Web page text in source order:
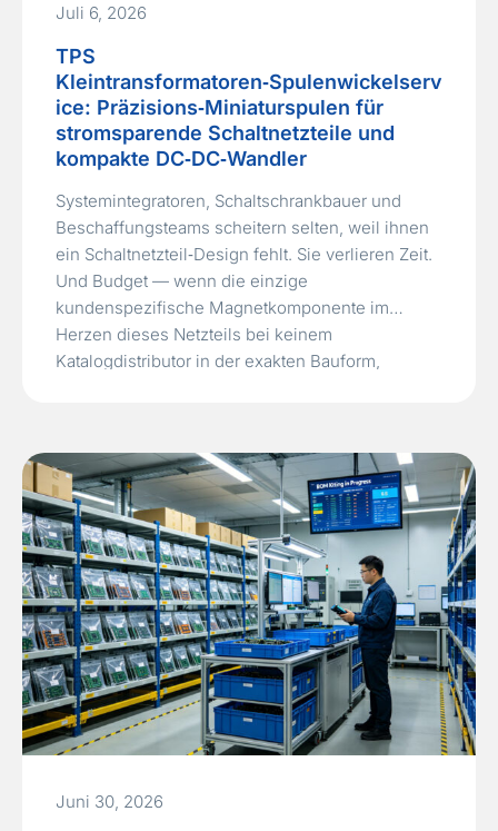
Juli 6, 2026
TPS
Kleintransformatoren‑Spulenwickelserv
ice: Präzisions‑Miniaturspulen für
stromsparende Schaltnetzteile und
kompakte DC‑DC‑Wandler
Systemintegratoren, Schaltschrankbauer und
Beschaffungsteams scheitern selten, weil ihnen
ein Schaltnetzteil‑Design fehlt. Sie verlieren Zeit.
Und Budget — wenn die einzige
kundenspezifische Magnetkomponente im
Herzen dieses Netzteils bei keinem
Katalogdistributor in der exakten Bauform,
richtige Übersetzungsverhältnis haben, aber
seine Bauhöhe überschreitet die
12 mm‑Gehäusegrenze. Ein alternatives…Read
More »
Juni 30, 2026